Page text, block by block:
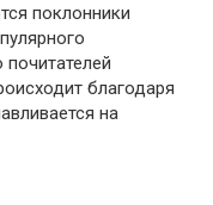
поклонники
благодаря
на